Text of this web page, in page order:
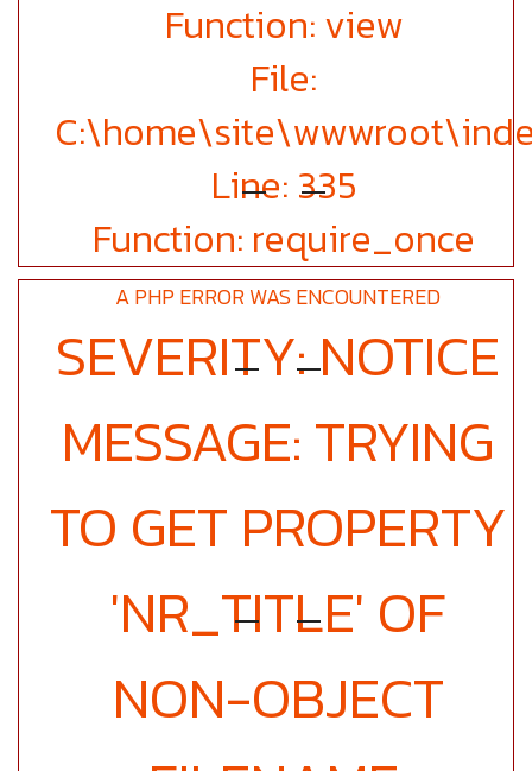
Function: view
File:
Line: 335
Function: require_once
A PHP ERROR WAS ENCOUNTERED
SEVERITY: NOTICE
MESSAGE: TRYING
TO GET PROPERTY
'NR_TITLE' OF
NON-OBJECT